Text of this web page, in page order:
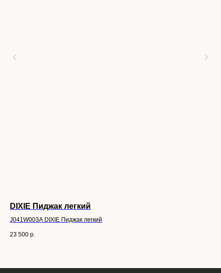
DIXIE Пиджак легкий
J041W003A DIXIE Пиджак легкий
23 500 р.